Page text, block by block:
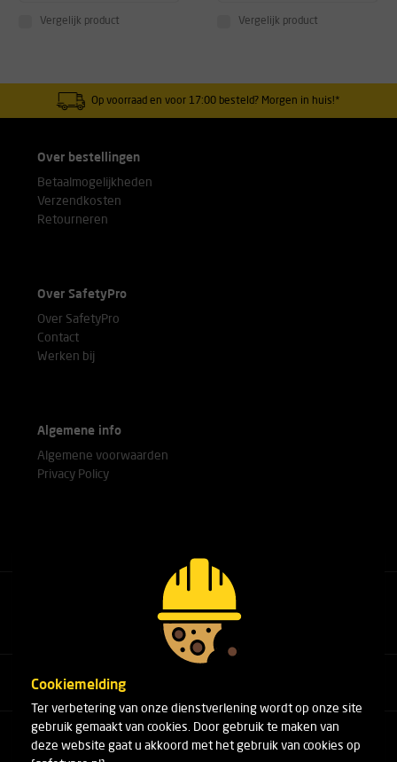
Vergelijk product Vergelijk product
Op voorraad en voor 17:00 besteld? Morgen in huis!*
Over bestellingen
Betaalmogelijkheden
Verzendkosten
Retourneren
Over SafetyPro
Over SafetyPro
Contact
Werken bij
Algemene info
Algemene voorwaarden
Privacy Policy
Bel met onze experts
+31(0)76 751 25 18
Arduinstraat 20
4827 HK Breda
Cookiemelding
Ter verbetering van onze dienstverlening wordt op onze site
gebruik gemaakt van cookies. Door gebruik te maken van
deze website gaat u akkoord met het gebruik van cookies op